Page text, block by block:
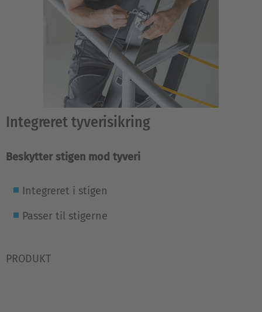
Integreret tyverisikring
Beskytter stigen mod tyveri
Integreret i stigen
Passer til stigerne
PRODUKT